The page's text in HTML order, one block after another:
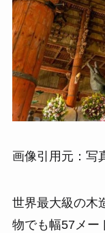
画像引用元：写
世界最大級の木
物でも幅57メー